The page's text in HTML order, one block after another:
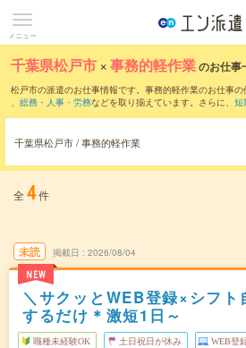
メニュー
千葉県松戸市 ×事務的軽作業のお仕事
松戸市の派遣のお仕事情報です。事務的軽作業のお仕事の
、 総務・人事・労務などを取り揃えています。さらに、 短
千葉県松戸市 / 事務的軽作業
全 4件
未読
NEW
掲載日 2026/08/04
＼サクッとWEB登録×シフト
するだけ＊激短1日～
職種未経験OK 土日祝日が休み WEB登